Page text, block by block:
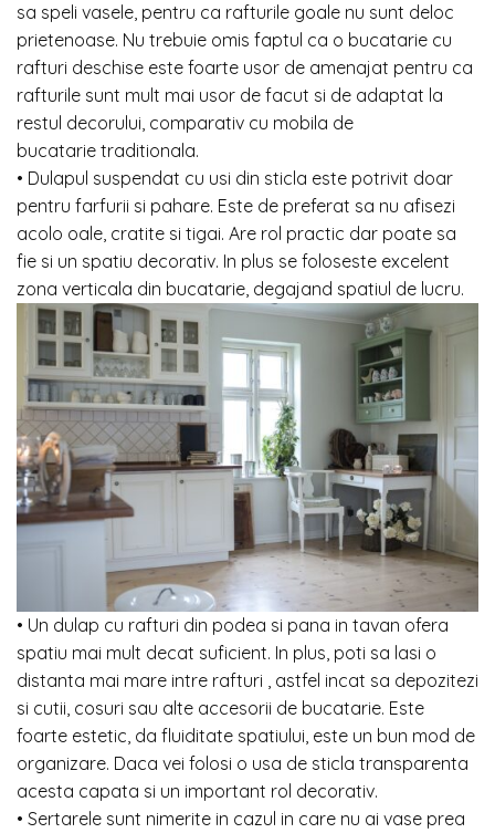
sa speli vasele, pentru ca rafturile goale nu sunt deloc
prietenoase. Nu trebuie omis faptul ca o bucatarie cu
rafturi deschise este foarte usor de amenajat pentru ca
rafturile sunt mult mai usor de facut si de adaptat la
restul decorului, comparativ cu mobila de
bucatarie traditionala.
• Dulapul suspendat cu usi din sticla este potrivit doar
pentru farfurii si pahare. Este de preferat sa nu afisezi
acolo oale, cratite si tigai. Are rol practic dar poate sa
fie si un spatiu decorativ. In plus se foloseste excelent
zona verticala din bucatarie, degajand spatiul de lucru.
• Un dulap cu rafturi din podea si pana in tavan ofera
spatiu mai mult decat suficient. In plus, poti sa lasi o
distanta mai mare intre rafturi , astfel incat sa depozitezi
si cutii, cosuri sau alte accesorii de bucatarie. Este
foarte estetic, da fluiditate spatiului, este un bun mod de
organizare. Daca vei folosi o usa de sticla transparenta
acesta capata si un important rol decorativ.
• Sertarele sunt nimerite in cazul in care nu ai vase prea